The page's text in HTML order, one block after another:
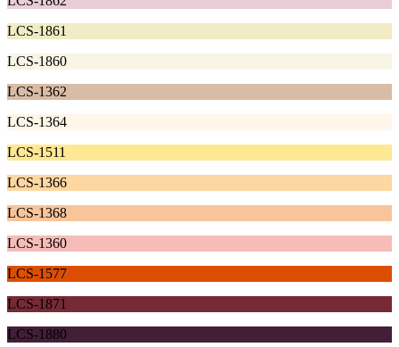
LCS-1861
LCS-1860
LCS-1362
LCS-1364
LCS-1511
LCS-1366
LCS-1368
LCS-1360
LCS-1577
LCS-1871
LCS-1880